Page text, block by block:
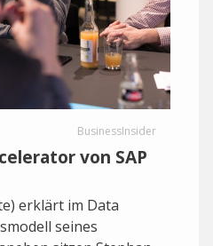
BusinessInsider
von SAP
erklärt im Data
seines